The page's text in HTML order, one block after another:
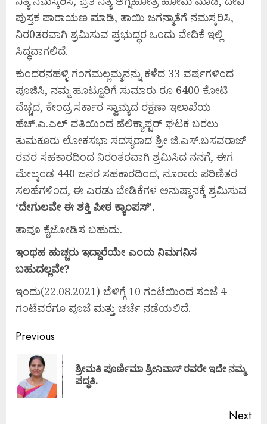
ಪುಸ್ತಕ ಪಾರಾಯಣ ಮಾಡಿ, ತಾಯಿ ಜಗನ್ಮಾತೆಗೆ ನಮಸ್ಕರಿಸಿ,
ನಿರ0ತರವಾಗಿ ಶ್ರಮಿಸುವ ಪ್ರಭುದ್ಧರ ಒಂದು ವೇದಿಕೆ ಇಲ್ಲಿ
ಸಿದ್ಧವಾಗಲಿದೆ.
ಕುಂದರನಹಳ್ಳಿ ಗಂಗಮಲ್ಲಮ್ಮನನ್ನು ಕಳೆದ 33 ವರ್ಷಗಳಿಂದ
ಪೂಜಿಸಿ, ನಮ್ಮ ಹೂಟ್ಟೂರಿಗೆ ಸುಮಾರು ರೂ 6400 ಕೋಟಿ
ವೆಚ್ಚದ, ಕೇಂದ್ರ ಸರ್ಕಾರ ಸ್ವಾಮ್ಯದ ರಕ್ಷಣಾ ಇಲಾಖೆಯ
ಹೆಚ್.ಎ.ಎಲ್ ವತಿಯಿಂದ ಹೆಲಿಕ್ಯಾಪ್ಟರ್ ಘಟಕ ಬರಲು
ತುಮಕೂರು ಲೋಕಸಭಾ ಸದಸ್ಯರಾದ ಶ್ರೀ ಜಿ.ಎಸ್.ಬಸವರಾಜ್
ರವರ ಸಹಕಾರದಿಂದ ನಿರಂತರವಾಗಿ ಶ್ರಮಿಸಿದ ನನಗೆ, ಈಗ
ಮೇಲ್ಕಂಡ 440 ಜನರ ಸಹಕಾರದಿಂದ, ನೂರಾರು ಪರಿಣಿತರ
ಸಲಹೆಗಳಿಂದ, ಈ ಎರಡು ಬೇಡಿಕೆಗಳ ಅನುಷ್ಠಾನಕ್ಕೆ ಶ್ರಮಿಸುವ
‘ದೇಗುಲವೇ ಈ ಶಕ್ತಿ ಪೀಠ ಕ್ಯಾಂಪಸ್’.
ತಾವೂ ಕೈಜೋಡಿಸ ಬಹುದು.
ಇಂಥಹ ಹುಚ್ಚರು ಇದ್ದಾರೆಯೇ ಎಂದು ನಿಮಗನಿಸ
ಬಹುದಲ್ಲವೇ?
ಇಂದು(22.08.2021) ಬೆಳಿಗ್ಗೆ 10 ಗಂಟೆಯಿಂದ ಸಂಜೆ 4
ಗಂಟೆವರೆಗೂ ಪೂಜೆ ಮತ್ತು ಚರ್ಚೆ ನಡೆಯಲಿದೆ.
Previous
ಶ್ರೀಮತಿ ಪೂರ್ಣಿಮಾ ಶ್ರೀನಿವಾಸ್ ರವರೇ ಇದೇ ನಮ್ಮ
ಪದ್ಧತಿ.
Next